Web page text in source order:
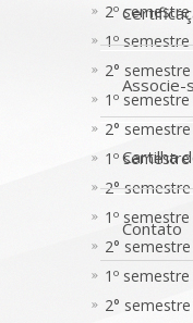
Associe-
Cartilha
Contato
2º
1º
2°
1º
2°
1º
2°
1º
2°
1º
2°